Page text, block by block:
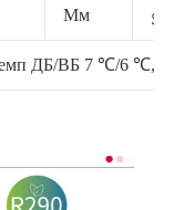
Мм ∮
ДБ/ВБ 7 ℃/6 ℃,